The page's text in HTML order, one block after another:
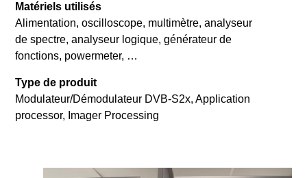
Matériels utilisés
Alimentation, oscilloscope, multimètre, analyseur
de spectre, analyseur logique, générateur de
fonctions, powermeter, …
Type de produit
Modulateur/Démodulateur DVB-S2x, Application
processor, Imager Processing